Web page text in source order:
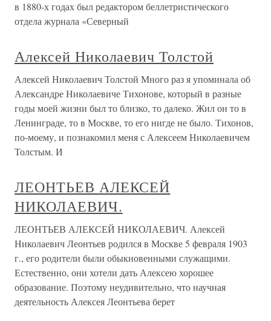
в 1880-х годах был редактором беллетристического
отдела журнала «Северный
Алексей Николаевич Толстой
Алексей Николаевич Толстой Много раз я упоминала об
Александре Николаевиче Тихонове, который в разные
годы моей жизни был то близко, то далеко. Жил он то в
Ленинграде, то в Москве, то его нигде не было. Тихонов,
по-моему, и познакомил меня с Алексеем Николаевичем
Толстым. И
ЛЕОНТЬЕВ АЛЕКСЕЙ
НИКОЛАЕВИЧ.
ЛЕОНТЬЕВ АЛЕКСЕЙ НИКОЛАЕВИЧ. Алексей
Николаевич Леонтьев родился в Москве 5 февраля 1903
г., его родители были обыкновенными служащими.
Естественно, они хотели дать Алексею хорошее
образование. Поэтому неудивительно, что научная
деятельность Алексея Леонтьева берет